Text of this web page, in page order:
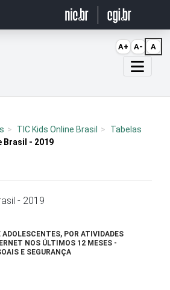
TIC Kids Online Brasil
Tabelas
Brasil - 2019
- 2019
POR ATIVIDADES
NOS ÚLTIMOS 12 MESES -
E SEGURANÇA
A+ A- A